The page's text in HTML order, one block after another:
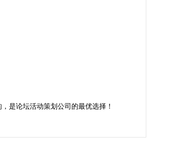
是论坛活动策划公司的最优选择！